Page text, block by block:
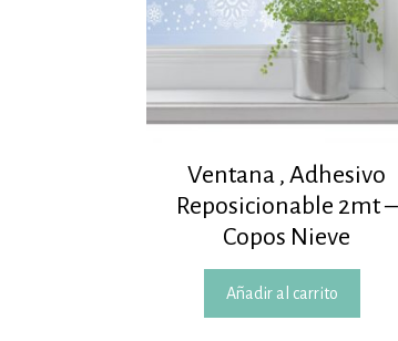
Ventana , Adhesivo
Reposicionable 2mt –
Copos Nieve
Añadir al carrito